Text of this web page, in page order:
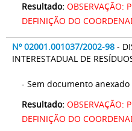
Resultado: OBSERVAÇÃO:
DEFINIÇÃO DO
Nº 02001.001037/2002-98 -
INTERESTADUAL DE
- Sem documento anexado
Resultado: OBSERVAÇÃO:
DEFINIÇÃO DO